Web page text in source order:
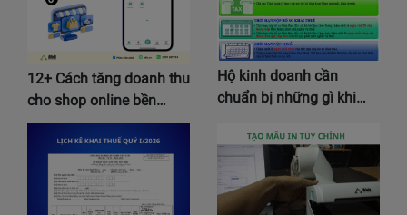
12+ Cách tăng doanh thu
cho shop online bền…
Hộ kinh doanh cần
chuẩn bị những gì khi…